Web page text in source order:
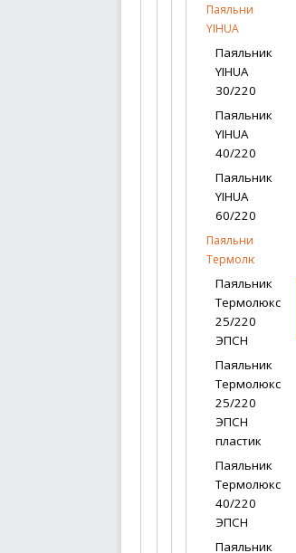
Паяльники
YIHUA
Паяльник
YIHUA
30/220
Паяльник
YIHUA
40/220
Паяльник
YIHUA
60/220
Паяльники
Термолюкс
Паяльник
Термолюкс
25/220
ЭПСН
Паяльник
Термолюкс
25/220
ЭПСН
пластик
Паяльник
Термолюкс
40/220
ЭПСН
Паяльник